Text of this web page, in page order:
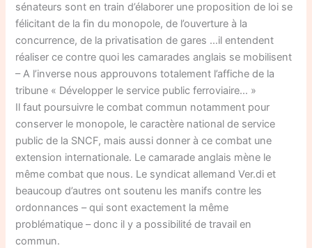
sénateurs sont en train d’élaborer une proposition de loi se
félicitant de la fin du monopole, de l’ouverture à la
concurrence, de la privatisation de gares …il entendent
réaliser ce contre quoi les camarades anglais se mobilisent
– A l’inverse nous approuvons totalement l’affiche de la
tribune « Développer le service public ferroviaire… »
Il faut poursuivre le combat commun notamment pour
conserver le monopole, le caractère national de service
public de la SNCF, mais aussi donner à ce combat une
extension internationale. Le camarade anglais mène le
même combat que nous. Le syndicat allemand Ver.di et
beaucoup d’autres ont soutenu les manifs contre les
ordonnances – qui sont exactement la même
problématique – donc il y a possibilité de travail en
commun.